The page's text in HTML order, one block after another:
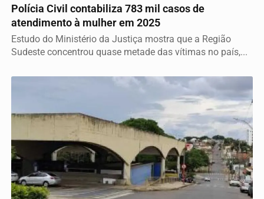
Polícia Civil contabiliza 783 mil casos de
atendimento à mulher em 2025
Estudo do Ministério da Justiça mostra que a Região
Sudeste concentrou quase metade das vítimas no país,...